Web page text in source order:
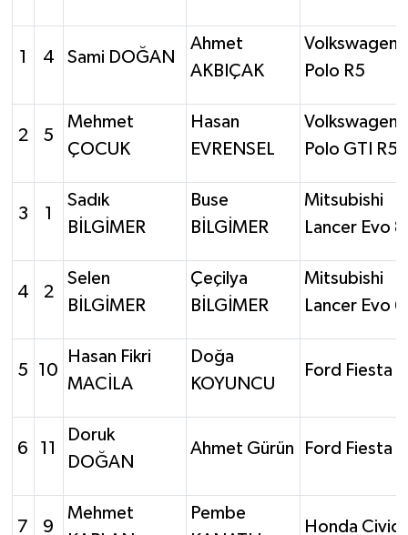
1 4 Sami DOĞAN
Ahmet
AKBIÇAK
Volkswagen
Polo R5
2 5
Mehmet
ÇOCUK
Hasan
EVRENSEL
Volkswagen
Polo GTI R5
3 1
Sadık
BİLGİMER
Buse
BİLGİMER
Mitsubishi
Lancer Evo 8
4 2
Selen
BİLGİMER
Çeçilya
BİLGİMER
Mitsubishi
Lancer Evo 6
5 10
Hasan Fikri
MACİLA
Doğa
KOYUNCU
Ford Fiesta
6 11
Doruk
DOĞAN
Ahmet Gürün Ford Fiesta
7 9
Mehmet
Pembe
Honda Civic